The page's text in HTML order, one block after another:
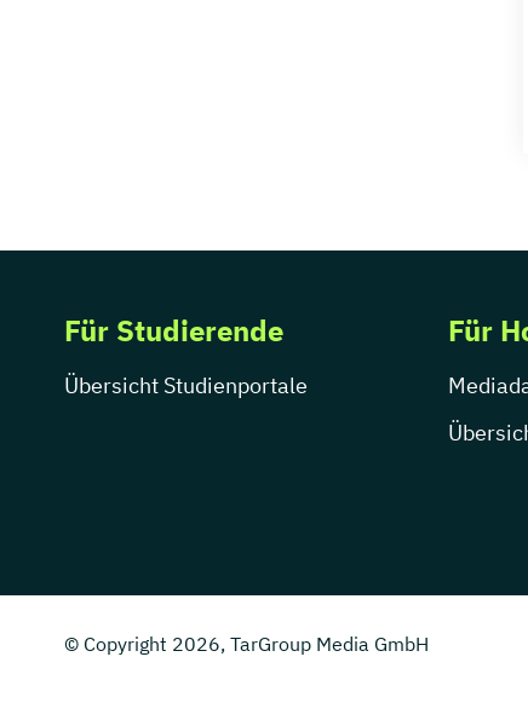
Für Studierende
Übersicht Studienportale
Für
© Copyright 2026, TarGroup Media GmbH